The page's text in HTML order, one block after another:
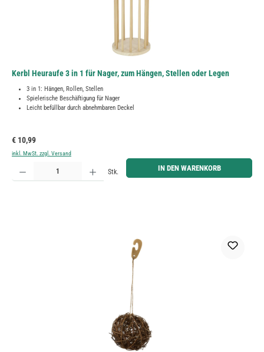
Kerbl Heuraufe 3 in 1 für Nager, zum Hängen, Stellen oder Legen
3 in 1: Hängen, Rollen, Stellen
Spielerische Beschäftigung für Nager
Leicht befüllbar durch abnehmbaren Deckel
Regulärer Preis:
€ 10,99
inkl. MwSt. zzgl. Versand
Produkt Anzahl: Gib den gewünschten Wert ein oder benutze die Schaltflächen um die Anzahl zu
Stk. IN DEN WARENKORB